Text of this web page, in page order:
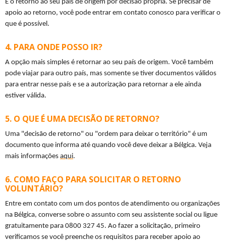
É o retorno ao seu país de origem por decisão própria. Se precisar de
apoio ao retorno, você pode entrar em contato conosco para verificar o
que é possível.
PARA ONDE POSSO IR?
A opção mais simples é retornar ao seu país de origem. Você também
pode viajar para outro país, mas somente se tiver documentos válidos
para entrar nesse país e se a autorização para retornar a ele ainda
estiver válida.
O QUE É UMA DECISÃO DE RETORNO?
Uma "decisão de retorno" ou "ordem para deixar o território" é um
documento que informa até quando você deve deixar a Bélgica. Veja
mais informações aqui.
COMO FAÇO PARA SOLICITAR O RETORNO
VOLUNTÁRIO?
Entre em contato com um dos pontos de atendimento ou organizações
na Bélgica, converse sobre o assunto com seu assistente social ou ligue
gratuitamente para 0800 327 45. Ao fazer a solicitação, primeiro
verificamos se você preenche os requisitos para receber apoio ao